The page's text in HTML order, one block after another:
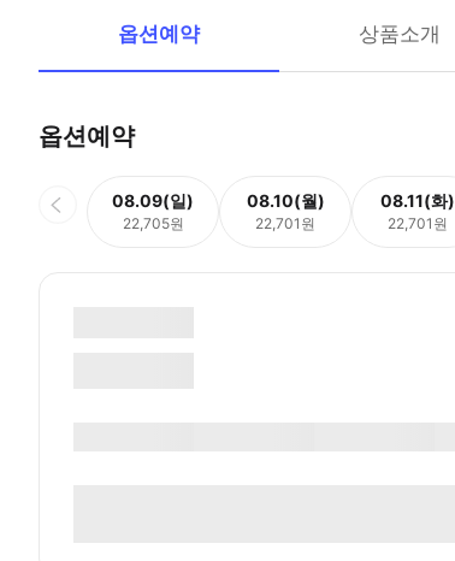
옵션예약 상품소개
옵션예약
08.09(일)
22,705원
08.10(월)
22,701원
08.11(화)
22,701원